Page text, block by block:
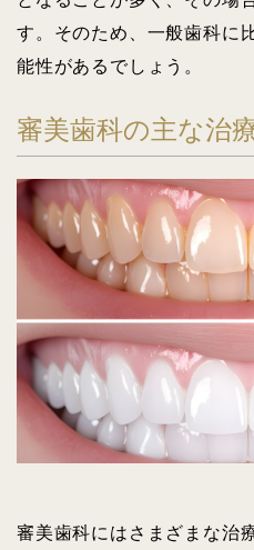
す。そのため、一般歯科に
能性があるでしょう。
審美歯科の主な治
審美歯科にはさまざまな治